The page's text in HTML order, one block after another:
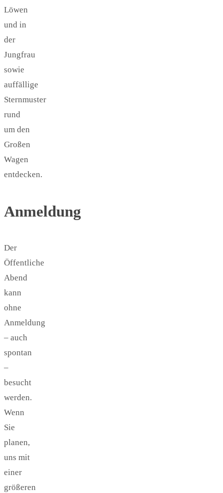
Löwen
und in
der
Jungfrau
sowie
auffällige
Sternmuster
rund
um den
Großen
Wagen
entdecken.
Anmeldung
Der
Öffentliche
Abend
kann
ohne
Anmeldung
– auch
spontan
–
besucht
werden.
Wenn
Sie
planen,
uns mit
einer
größeren